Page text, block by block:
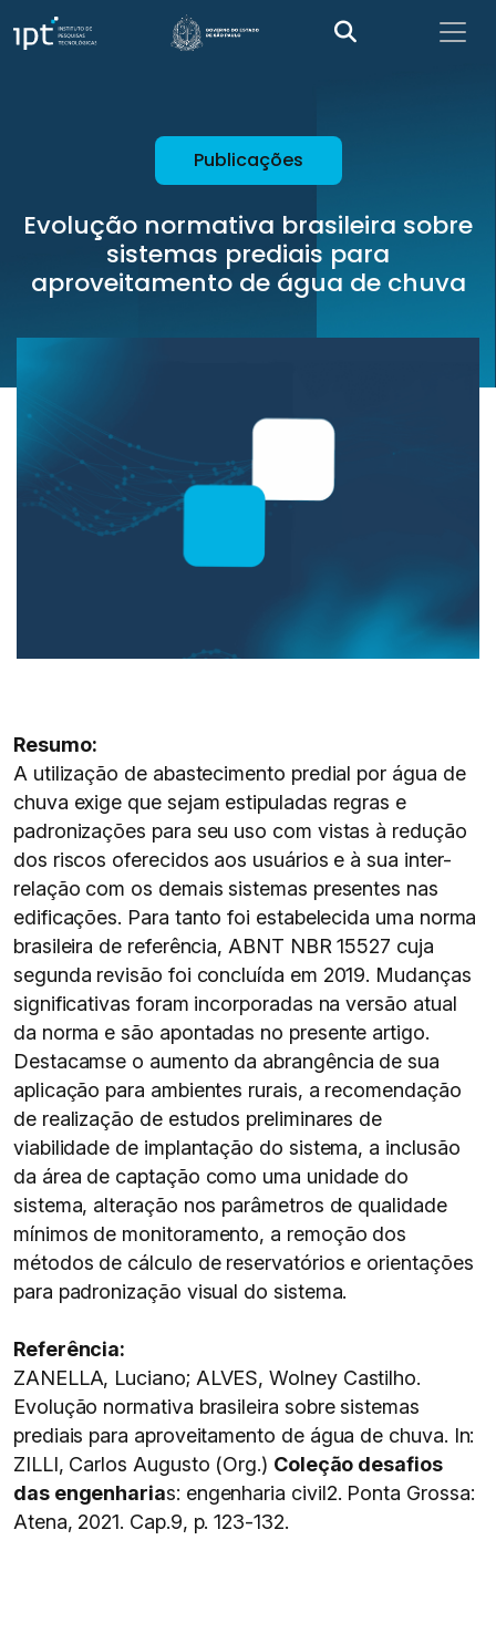
Publicações
Evolução normativa brasileira sobre
sistemas prediais para
aproveitamento de água de chuva
Resumo:
A utilização de abastecimento predial por água de
chuva exige que sejam estipuladas regras e
padronizações para seu uso com vistas à redução
dos riscos oferecidos aos usuários e à sua inter-
relação com os demais sistemas presentes nas
edificações. Para tanto foi estabelecida uma norma
brasileira de referência, ABNT NBR 15527 cuja
segunda revisão foi concluída em 2019. Mudanças
significativas foram incorporadas na versão atual
da norma e são apontadas no presente artigo.
Destacamse o aumento da abrangência de sua
aplicação para ambientes rurais, a recomendação
de realização de estudos preliminares de
viabilidade de implantação do sistema, a inclusão
da área de captação como uma unidade do
sistema, alteração nos parâmetros de qualidade
mínimos de monitoramento, a remoção dos
métodos de cálculo de reservatórios e orientações
para padronização visual do sistema.
Referência:
ZANELLA, Luciano; ALVES, Wolney Castilho.
Evolução normativa brasileira sobre sistemas
prediais para aproveitamento de água de chuva. In:
ZILLI, Carlos Augusto (Org.) Coleção desafios
das engenharias: engenharia civil2. Ponta Grossa:
Atena, 2021. Cap.9, p. 123-132.